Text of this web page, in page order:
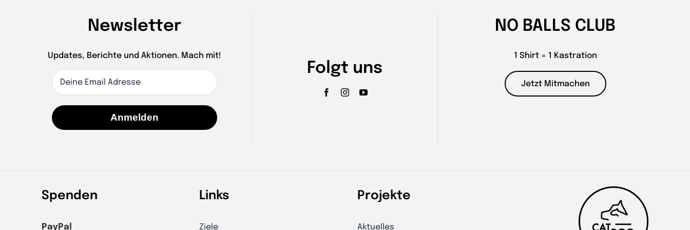
Newsletter
Updates, Berichte und Aktionen. Mach mit!
Anmelden
Folgt uns
NO BALLS CLUB
1 Shirt = 1 Kastration
Jetzt Mitmachen
Spenden
PayPal
Links
Ziele
Projekte
Aktuelles